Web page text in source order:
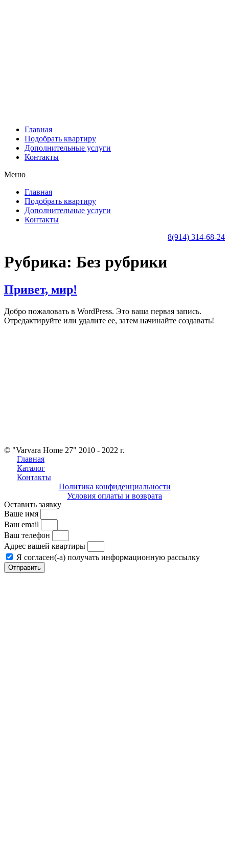
Главная
Подобрать квартиру
Дополнительные услуги
Контакты
Меню
Главная
Подобрать квартиру
Дополнительные услуги
Контакты
8(914) 314-68-24
Рубрика: Без рубрики
Привет, мир!
Добро пожаловать в WordPress. Это ваша первая запись.
Отредактируйте или удалите ее, затем начинайте создавать!
© "Varvara Home 27" 2010 - 2022 г.
Главная
Каталог
Контакты
Политика конфиденциальности
Условия оплаты и возврата
Оставить заявку
Ваше имя
Ваш email
Ваш телефон
Адрес вашей квартиры
Я согласен(-а) получать информационную рассылку
Отправить